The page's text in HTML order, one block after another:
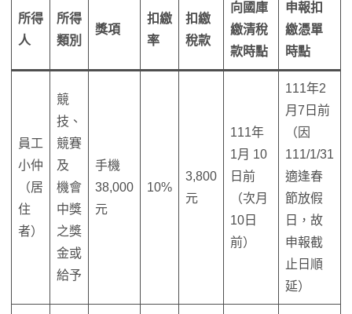
所得
人
所得
類別
獎項
扣繳
率
扣繳
稅款
向國庫
繳清稅
款時點
申報扣
繳憑單
時點
員工
小仲
（居
住
者）
競
技、
競賽
及
機會
中獎
之獎
金或
給予
手機
38,000
元
10%
3,800
元
111年
1月 10
日前
（次月
10日
前）
111年2
月7日前
（因
111/1/31
適逢春
節放假
日，故
申報截
止日順
延）